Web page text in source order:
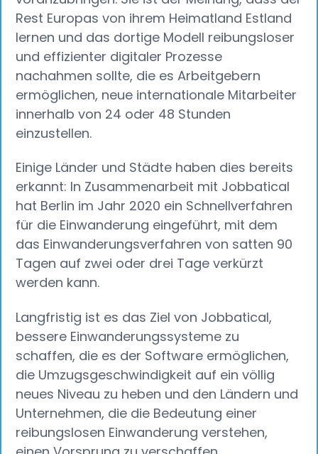
Rest Europas von ihrem Heimatland Estland
lernen und das dortige Modell reibungsloser
und effizienter digitaler Prozesse
nachahmen sollte, die es Arbeitgebern
ermöglichen, neue internationale Mitarbeiter
innerhalb von 24 oder 48 Stunden
einzustellen.
Einige Länder und Städte haben dies bereits
erkannt: In Zusammenarbeit mit Jobbatical
hat Berlin im Jahr 2020 ein Schnellverfahren
für die Einwanderung eingeführt, mit dem
das Einwanderungsverfahren von satten 90
Tagen auf zwei oder drei Tage verkürzt
werden kann.
Langfristig ist es das Ziel von Jobbatical,
bessere Einwanderungssysteme zu
schaffen, die es der Software ermöglichen,
die Umzugsgeschwindigkeit auf ein völlig
neues Niveau zu heben und den Ländern und
Unternehmen, die die Bedeutung einer
reibungslosen Einwanderung verstehen,